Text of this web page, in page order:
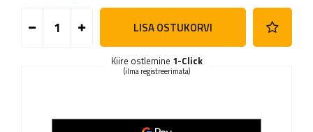
LISA OSTUKORVI
Kiire ostlemine 1-Click
(ilma registreerimata)